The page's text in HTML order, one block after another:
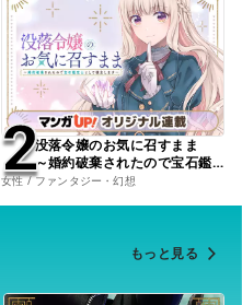
2
2没落令嬢のお気に召すまま
～婚約破棄されたので宝石鑑
定士として独立します～
女性 / ファンタジー・幻想
もっと見る